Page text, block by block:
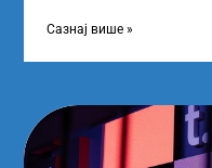
Сазнај више »